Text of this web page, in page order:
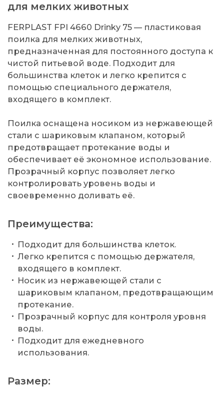
для мелких животных
FERPLAST FPI 4660 Drinky 75 — пластиковая
поилка для мелких животных,
предназначенная для постоянного доступа к
чистой питьевой воде. Подходит для
большинства клеток и легко крепится с
помощью специального держателя,
входящего в комплект.
Поилка оснащена носиком из нержавеющей
стали с шариковым клапаном, который
предотвращает протекание воды и
обеспечивает её экономное использование.
Прозрачный корпус позволяет легко
контролировать уровень воды и
своевременно доливать её.
Преимущества:
Подходит для большинства клеток.
Легко крепится с помощью держателя,
входящего в комплект.
Носик из нержавеющей стали с
шариковым клапаном, предотвращающим
протекание.
Прозрачный корпус для контроля уровня
воды.
Подходит для ежедневного
использования.
Размер: